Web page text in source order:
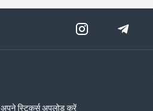
अपने स्टिकर्स अपलोड करें